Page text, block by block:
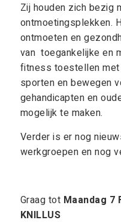
Zij houden zich bezig
ontmoetingsplekken.
ontmoeten en
van toegankelijke en
fitness toestellen
sporten en bewegen
gehandicapten en
mogelijk te maken.
Verder is er nog
werkgroepen en nog
Graag tot Maandag 7
KNILLUS